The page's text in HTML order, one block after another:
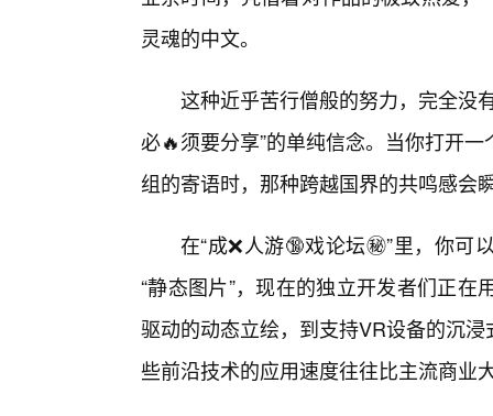
灵魂的中文。
这种近乎苦行僧般的努力，完全没
必🔥须要分享”的单纯信念。当你打开
组的寄语时，那种跨越国界的共鸣感会
在“成❌人游🔞戏论坛㊙️”里，你
“静态图片”，现在的独立开发者们正
驱动的动态立绘，到支持VR设备的沉
些前沿技术的应用速度往往比主流商业